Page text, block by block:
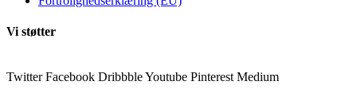
Vi støtter
Twitter Facebook DribbbleYoutube Pinterest Medium